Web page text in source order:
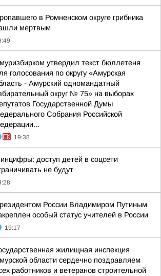
в Ромненском округе грибника
мертвым
утвердил текст бюллетеня
голосования по округу «Амурская
- Амурский одномандатный
округ № 75» на выборах
Государственной Думы
Собрания Российской
19:38
доступ детей в соцсети
не будут
России Владимиром Путиным
особый статус учителей в России
19:17
жилищная инспекция
области сердечно поздравляем
работников и ветеранов строительной